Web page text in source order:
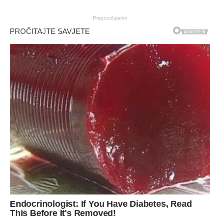
Preporučujemo